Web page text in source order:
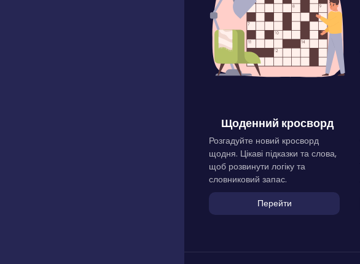
Щоденний кросворд
Розгадуйте новий кросворд
щодня. Цікаві підказки та слова,
щоб розвинути логіку та
словниковий запас.
Перейти